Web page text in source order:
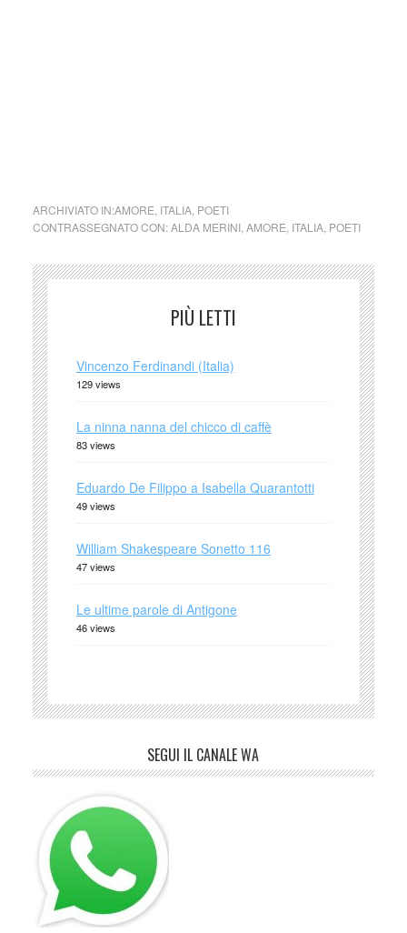
ARCHIVIATO IN:AMORE ITALIA, POETI
CONTRASSEGNATO CON:ALDA MERINI, AMORE ITALIA, POETI
PIÙ LETTI
Vincenzo Ferdinandi (Italia)
129 views
La ninna nanna del chicco di caffè
83 views
Eduardo De Filippo a Isabella Quarantotti
49 views
William Shakespeare Sonetto 116
47 views
Le ultime parole di Antigone
46 views
SEGUI IL CANALE WA